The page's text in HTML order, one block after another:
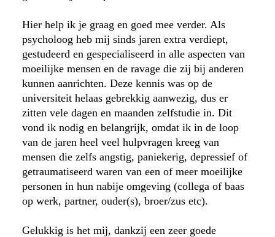
Hier help ik je graag en goed mee verder. Als
psycholoog heb mij sinds jaren extra verdiept,
gestudeerd en gespecialiseerd in alle aspecten van
moeilijke mensen en de ravage die zij bij anderen
kunnen aanrichten. Deze kennis was op de
universiteit helaas gebrekkig aanwezig, dus er
zitten vele dagen en maanden zelfstudie in. Dit
vond ik nodig en belangrijk, omdat ik in de loop
van de jaren heel veel hulpvragen kreeg van
mensen die zelfs angstig, paniekerig, depressief of
getraumatiseerd waren van een of meer moeilijke
personen in hun nabije omgeving (collega of baas
op werk, partner, ouder(s), broer/zus etc).
Gelukkig is het mij, dankzij een zeer goede